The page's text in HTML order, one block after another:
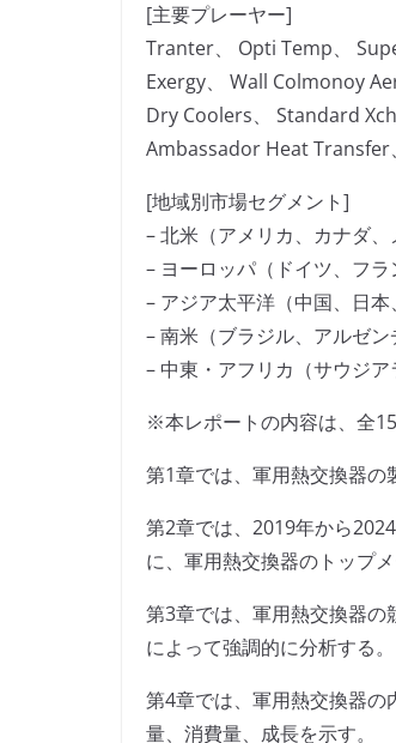
[主要プレーヤー]
Tranter、 Opti Temp、
Exergy、 Wall Colmonoy
Dry Coolers、 Standard
Ambassador Heat Transfer
[地域別市場セグメント]
– 北米（アメリカ、カナダ、
– ヨーロッパ（ドイツ、フ
– アジア太平洋（中国、日
– 南米（ブラジル、アルゼン
– 中東・アフリカ（サウジア
※本レポートの内容は、全
第1章では、軍用熱交換器の
第2章では、2019年から
に、軍用熱交換器のトップ
第3章では、軍用熱交換器
によって強調的に分析する。
第4章では、軍用熱交換器
量、消費量、成長を示す。